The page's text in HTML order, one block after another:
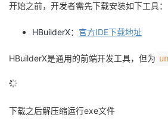
开始之前，开发者需先下载安装如下工具：
HBuilderX： 官方IDE下载地址
HBuilderX是通用的前端开发工具，但为
下载之后解压缩运行exe文件